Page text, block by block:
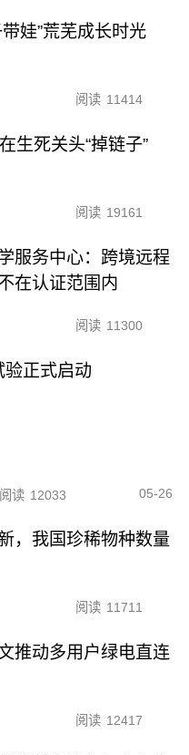
娃”荒芜成长时光
阅读 11414
生死关头“掉链子”
阅读 19161
服务中心：跨境远程
在认证范围内
阅读 11300
验正式启动
阅读 12033 05-26
，我国珍稀物种数量
阅读 11711
推动多用户绿电直连
阅读 12417